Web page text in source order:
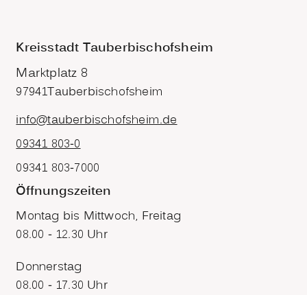
Kreisstadt Tauberbischofsheim
Marktplatz 8
97941Tauberbischofsheim
info@tauberbischofsheim.de
09341 803-0
09341 803-7000
Öffnungszeiten
Montag bis Mittwoch, Freitag
08.00 - 12.30 Uhr
Donnerstag
08.00 - 17.30 Uhr